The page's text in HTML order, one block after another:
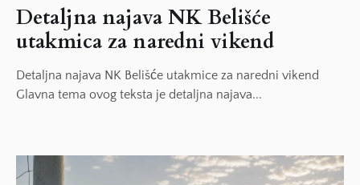
Detaljna najava NK Belišće
utakmica za naredni vikend
Detaljna najava NK Belišće utakmice za naredni vikend
Glavna tema ovog teksta je detaljna najava...